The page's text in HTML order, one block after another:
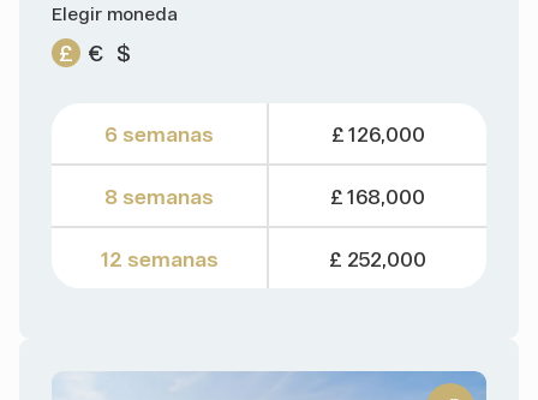
Elegir moneda
£ € $
6 semanas
8 semanas
12 semanas
£ 126,000
£ 168,000
£ 252,000